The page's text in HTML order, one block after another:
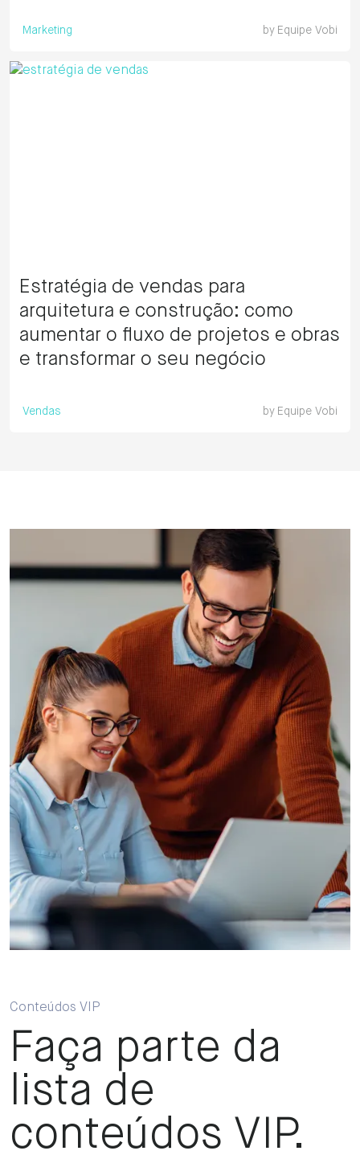
Marketing by Equipe Vobi
Estratégia de vendas para
arquitetura e construção: como
aumentar o fluxo de projetos e obras
e transformar o seu negócio
Vendas by Equipe Vobi
Conteúdos VIP
Faça parte da
lista de
conteúdos VIP.